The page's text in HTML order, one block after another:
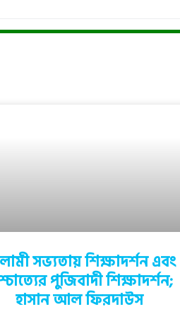
সভ্যতায় শিক্ষাদর্শন এবং
পুজিবাদী শিক্ষাদর্শন;
হাসান আল ফিরদাউস